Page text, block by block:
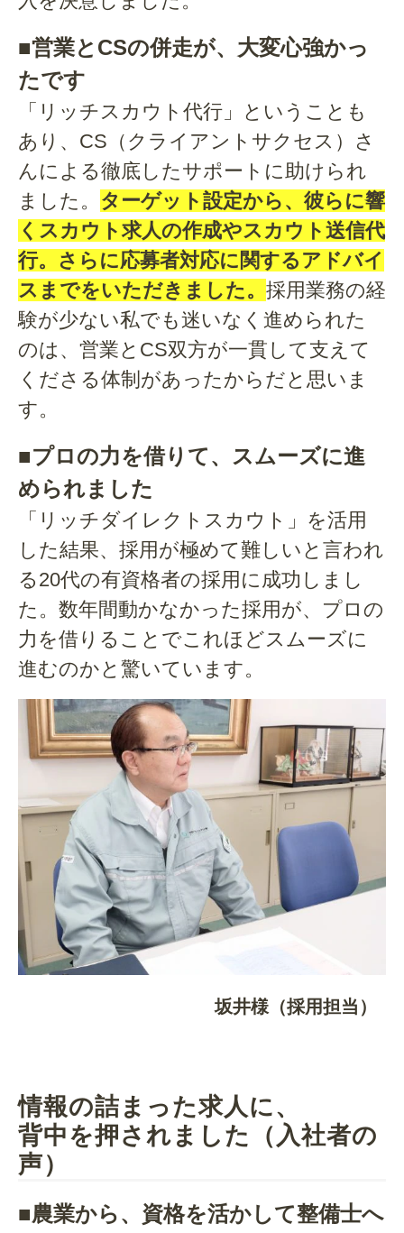
■営業とCSの併走が、大変心強かっ
たです
「リッチスカウト代行」ということも
あり、CS（クライアントサクセス）さ
んによる徹底したサポートに助けられ
ました。 ターゲット設定から、彼らに響
くスカウト求人の作成やスカウト送信代
行。さらに応募者対応に関するアドバイ
スまでをいただきました。 採用業務の経
験が少ない私でも迷いなく進められた
のは、営業とCS双方が一貫して支えて
くださる体制があったからだと思いま
す。
■プロの力を借りて、スムーズに進
められました
「リッチダイレクトスカウト」を活用
した結果、採用が極めて難しいと言われ
る20代の有資格者の採用に成功しまし
た。数年間動かなかった採用が、プロの
力を借りることでこれほどスムーズに
進むのかと驚いています。
坂井様（採用担当）
情報の詰まった求人に、
背中を押されました（入社者の
声）
■農業から、資格を活かして整備士へ